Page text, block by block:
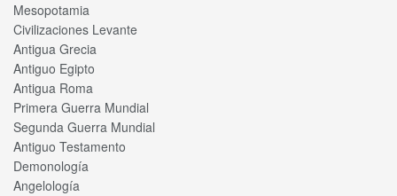
Mesopotamia
Civilizaciones Levante
Antigua Grecia
Antiguo Egipto
Antigua Roma
Primera Guerra Mundial
Segunda Guerra Mundial
Antiguo Testamento
Demonología
Angelología